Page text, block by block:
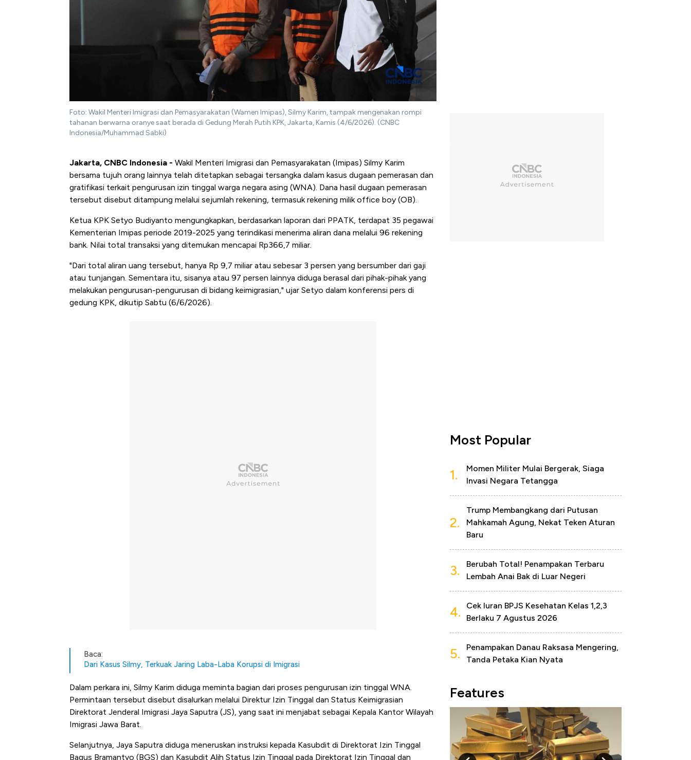
Foto: Wakil Menteri Imigrasi dan Pemasyarakatan (Wamen Imipas), Silmy Karim, tampak mengenakan rompi
tahanan berwarna oranye saat berada di Gedung Merah Putih KPK, Jakarta, Kamis (4/6/2026). (CNBC
Indonesia/Muhammad Sabki)
Jakarta, CNBC Indonesia - Wakil Menteri Imigrasi dan Pemasyarakatan (Imipas) Silmy Karim
bersama tujuh orang lainnya telah ditetapkan sebagai tersangka dalam kasus dugaan pemerasan dan
gratifikasi terkait pengurusan izin tinggal warga negara asing (WNA). Dana hasil dugaan pemerasan
tersebut disebut ditampung melalui sejumlah rekening, termasuk rekening milik office boy (OB).
Ketua KPK Setyo Budiyanto mengungkapkan, berdasarkan laporan dari PPATK, terdapat 35 pegawai
Kementerian Imipas periode 2019-2025 yang terindikasi menerima aliran dana melalui 96 rekening
bank. Nilai total transaksi yang ditemukan mencapai Rp366,7 miliar.
"Dari total aliran uang tersebut, hanya Rp 9,7 miliar atau sebesar 3 persen yang bersumber dari gaji
atau tunjangan. Sementara itu, sisanya atau 97 persen lainnya diduga berasal dari pihak-pihak yang
melakukan pengurusan-pengurusan di bidang keimigrasian," ujar Setyo dalam konferensi pers di
gedung KPK, dikutip Sabtu (6/6/2026).
Baca:
Dari Kasus Silmy, Terkuak Jaring Laba-Laba Korupsi di Imigrasi
Dalam perkara ini, Silmy Karim diduga meminta bagian dari proses pengurusan izin tinggal WNA.
Permintaan tersebut disebut disalurkan melalui Direktur Izin Tinggal dan Status Keimigrasian
Direktorat Jenderal Imigrasi Jaya Saputra (JS), yang saat ini menjabat sebagai Kepala Kantor Wilayah
Imigrasi Jawa Barat.
Selanjutnya, Jaya Saputra diduga meneruskan instruksi kepada Kasubdit di Direktorat Izin Tinggal
Bagus Bramantyo (BGS) dan Kasubdit Alih Status Izin Tinggal pada Direktorat Izin Tinggal dan
Most Popular
1.
Momen Militer Mulai Bergerak, Siaga
Invasi Negara Tetangga
2.
Trump Membangkang dari Putusan
Mahkamah Agung, Nekat Teken Aturan
Baru
3.
Berubah Total! Penampakan Terbaru
Lembah Anai Bak di Luar Negeri
4.
Cek Iuran BPJS Kesehatan Kelas 1,2,3
Berlaku 7 Agustus 2026
5.
Penampakan Danau Raksasa Mengering,
Tanda Petaka Kian Nyata
Features